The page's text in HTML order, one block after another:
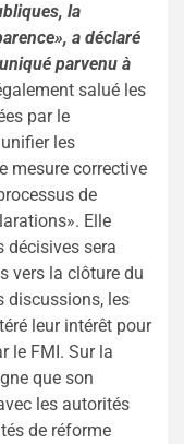
la
a déclaré
parvenu à
salué les
par le
les
mesure corrective
de
Elle
décisives sera
vers la clôture du
discussions, les
leur intérêt pour
le FMI. Sur la
que son
les autorités
de réforme